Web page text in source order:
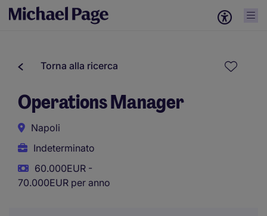
Torna alla ricerca
Operations Manager
Napoli
Indeterminato
60.000EUR -
70.000EUR per anno